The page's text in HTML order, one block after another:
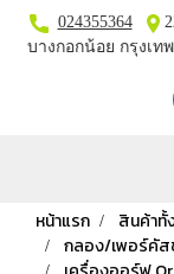
024355364
บางกอกน้อย กรุงเท
หน้าแรก
สินค้าทั้
กลอง/เพอร์คัส